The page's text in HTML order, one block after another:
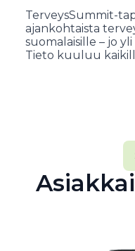
TerveysSummit-
ajankohtaista
suomalaisille – jo
Tieto kuuluu